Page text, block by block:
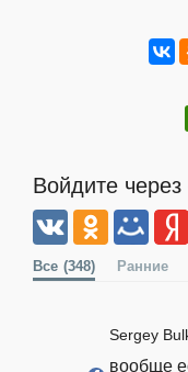
Войдите
Все (348) Ранние
Sergey
вообще